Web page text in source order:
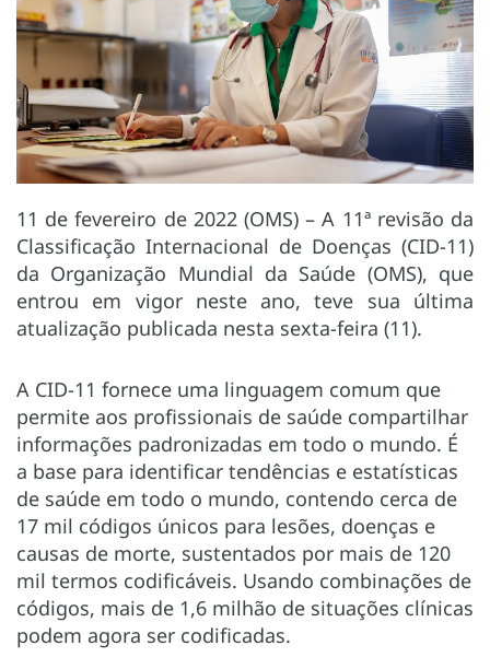
11 de fevereiro de 2022 (OMS) – A 11ª revisão da
Classificação Internacional de Doenças (CID-11)
da Organização Mundial da Saúde (OMS), que
entrou em vigor neste ano, teve sua última
atualização publicada nesta sexta-feira (11).
A CID-11 fornece uma linguagem comum que
permite aos profissionais de saúde compartilhar
informações padronizadas em todo o mundo. É
a base para identificar tendências e estatísticas
de saúde em todo o mundo, contendo cerca de
17 mil códigos únicos para lesões, doenças e
causas de morte, sustentados por mais de 120
mil termos codificáveis. Usando combinações de
códigos, mais de 1,6 milhão de situações clínicas
podem agora ser codificadas.